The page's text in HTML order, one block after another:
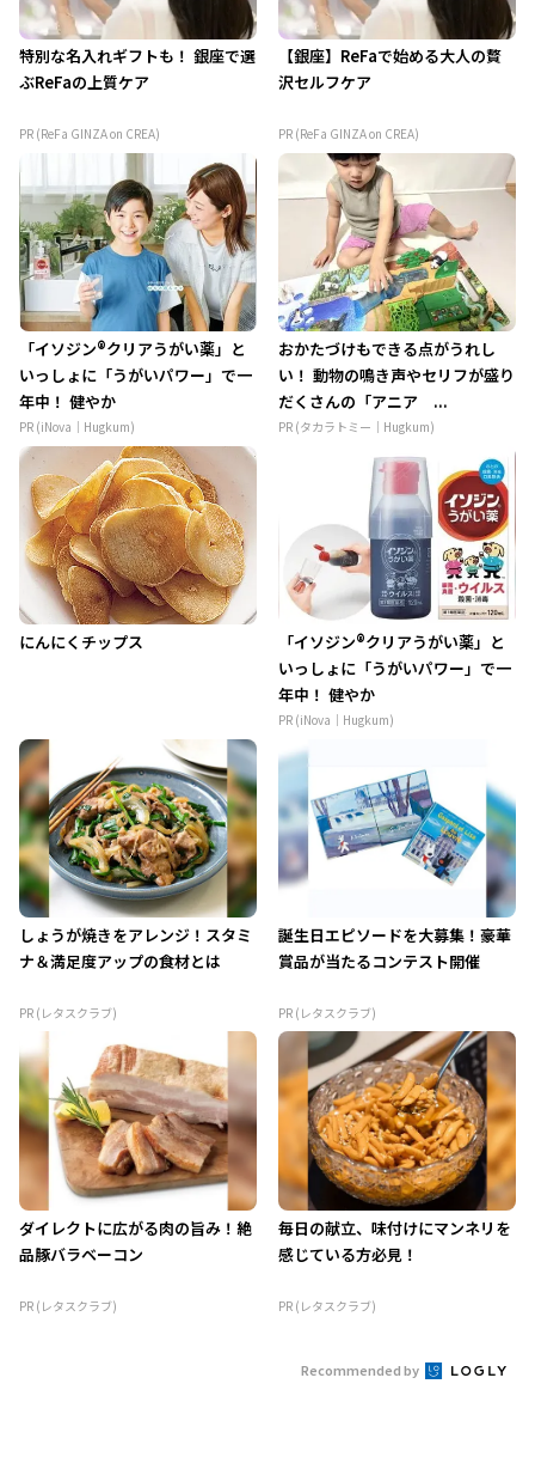
特別な名入れギフトも！ 銀座で選
ぶReFaの上質ケア
PR (ReFa GINZA on CREA)
【銀座】ReFaで始める大人の贅
沢セルフケア
PR (ReFa GINZA on CREA)
「イソジン®クリアうがい薬」と
いっしょに「うがいパワー」で一
年中！ 健やか
PR (iNova｜Hugkum)
おかたづけもできる点がうれし
い！ 動物の鳴き声やセリフが盛り
だくさんの「アニア ...
PR (タカラトミー｜Hugkum)
にんにくチップス
「イソジン®クリアうがい薬」と
いっしょに「うがいパワー」で一
年中！ 健やか
PR (iNova｜Hugkum)
しょうが焼きをアレンジ！スタミ
ナ＆満足度アップの食材とは
PR (レタスクラブ)
誕生日エピソードを大募集！豪華
賞品が当たるコンテスト開催
PR (レタスクラブ)
ダイレクトに広がる肉の旨み！絶
品豚バラベーコン
PR (レタスクラブ)
毎日の献立、味付けにマンネリを
感じている方必見！
PR (レタスクラブ)
Recommended by